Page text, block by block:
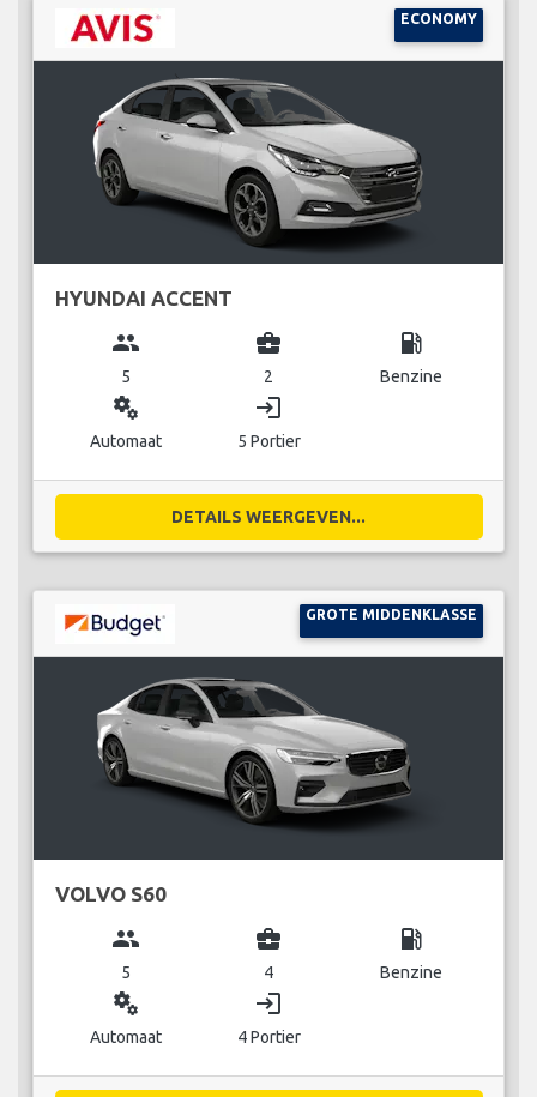
ECONOMY
HYUNDAI ACCENT
group
5
business_center
2
local_gas_station
Benzine
miscellaneous_services
Automaat
login
5 Portier
DETAILS WEERGEVEN...
GROTE MIDDENKLASSE
VOLVO S60
group
5
business_center
4
local_gas_station
Benzine
miscellaneous_services
Automaat
login
4 Portier